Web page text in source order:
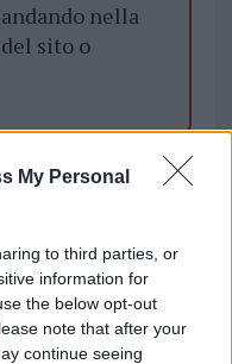
My Personal
to third parties, or
information for
the below opt-out
note that after your
continue seeing
nella
sito o
Olbia
tue foto
numero +39